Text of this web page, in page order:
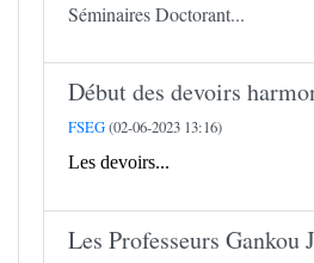
Séminaires Doctorant...
Début des devoirs
FSEG(02-06-2023 13:16)
Les devoirs...
Les Professeurs Gankou